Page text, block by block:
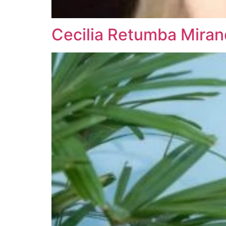
Cecilia Retumba